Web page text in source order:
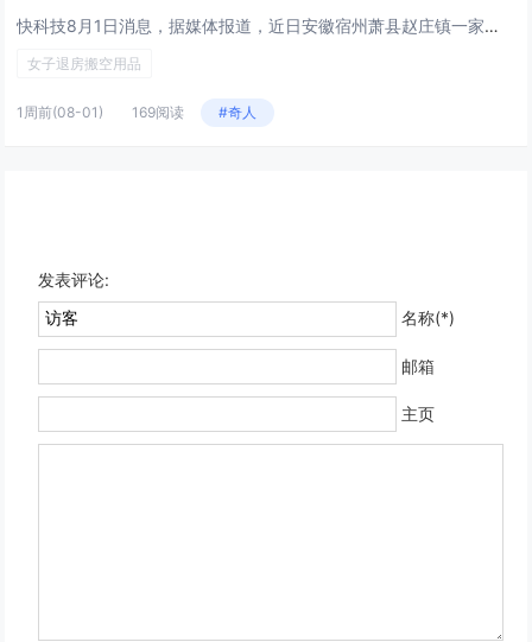
快科技8月1日消息，据媒体报道，近日安徽宿州萧县赵庄镇一家酒店曝出一件退房尬事。一名女子入住酒店，退房时打包带走了客房内...
女子退房搬空用品
1周前(08-01) 169阅读 #奇人
发表评论:
名称(*)
邮箱
主页